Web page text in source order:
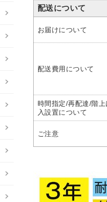
配送について
お届けについて
配送費用について
時間指定/再配達/階上
入設置について
ご注意